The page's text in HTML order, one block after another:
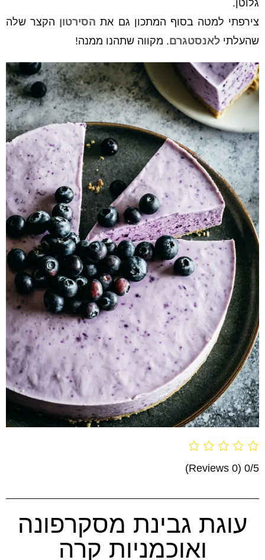
גלוטן.
צירפתי למטה בסוף המתכון גם את הסירטון הקצר שלה
שהעלתי לאנסטגרם. מקווה שתהנו ממנה!
0/5
(0 Reviews)
עוגת גבינת מסקרפונה
ואוכמניות קרה